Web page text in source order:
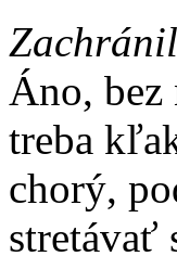
Áno,
treba
chorý,
stretávať